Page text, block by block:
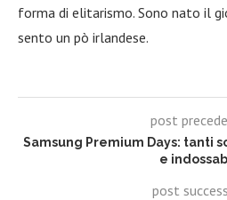
forma di elitarismo. Sono nato il
sento un pò irlandese.
post
Samsung Premium Days: tanti
e
post